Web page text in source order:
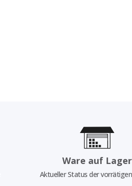
Ware auf Lager
Aktueller Status der